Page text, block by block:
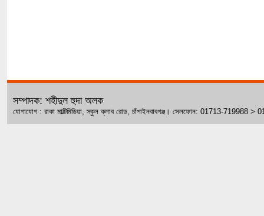
সম্পাদক: শহীদুল হুদা অলক
যোগাযোগ : রাকা মাল্টিমিডিয়া, স্কুল ক্লাব রোড, চাঁপাইনবাবগঞ্জ। সেলফোন: 01713-